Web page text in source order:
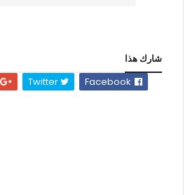
شارك هذا
Twitter